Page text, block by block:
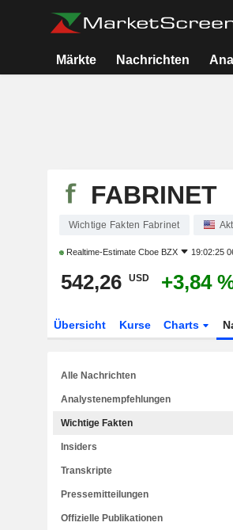
Märkte Nachrichten
FABRINET
Wichtige Fakten Fabrinet
Realtime-Estimate Cboe BZX 19:02:25
542,26 USD +3,84
Übersicht Kurse Charts
Alle Nachrichten
Analystenempfehlungen
Wichtige Fakten
Insiders
Transkripte
Pressemitteilungen
Offizielle Publikationen